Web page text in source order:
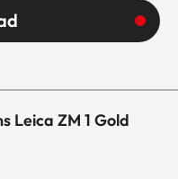
Leica ZM 1 Gold